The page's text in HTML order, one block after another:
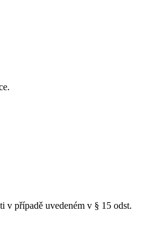
v případě uvedeném v § 15 odst.